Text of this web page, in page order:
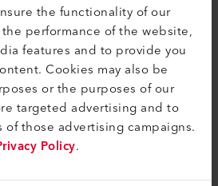
the functionality of our
performance of the website,
features and to provide you
Cookies may also be
or the purposes of our
targeted advertising and to
of those advertising campaigns.
Policy.
rien